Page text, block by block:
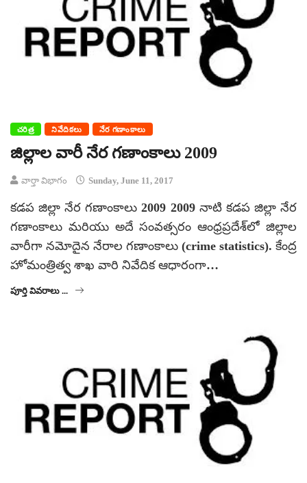
చరిత్ర నివేదికలు నేర గణాంకాలు
జిల్లాల వారీ నేర గణాంకాలు 2009
వార్తా విభాగం Sunday, June 11, 2017
కడప జిల్లా నేర గణాంకాలు 2009 2009 నాటి కడప జిల్లా నేర
గణాంకాలు మరియు అదే సంవత్సరం ఆంధ్రప్రదేశ్‌లో జిల్లాల
వారీగా నమోదైన నేరాల గణాంకాలు (crime statistics). కేంద్ర
హోమంత్రిత్వ శాఖ వారి నివేదిక ఆధారంగా…
పూర్తి వివరాలు ...